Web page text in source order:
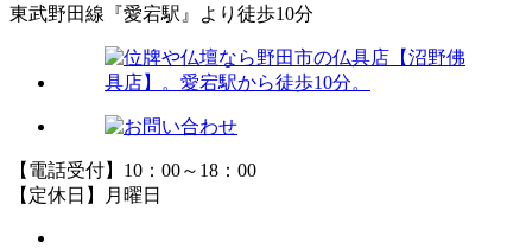
東武野田線『愛宕駅』より徒歩10分
【電話受付】10：00～18：00
【定休日】月曜日